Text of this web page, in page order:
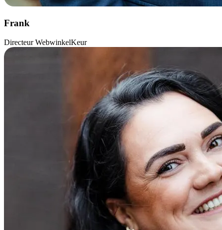
Frank
Directeur WebwinkelKeur